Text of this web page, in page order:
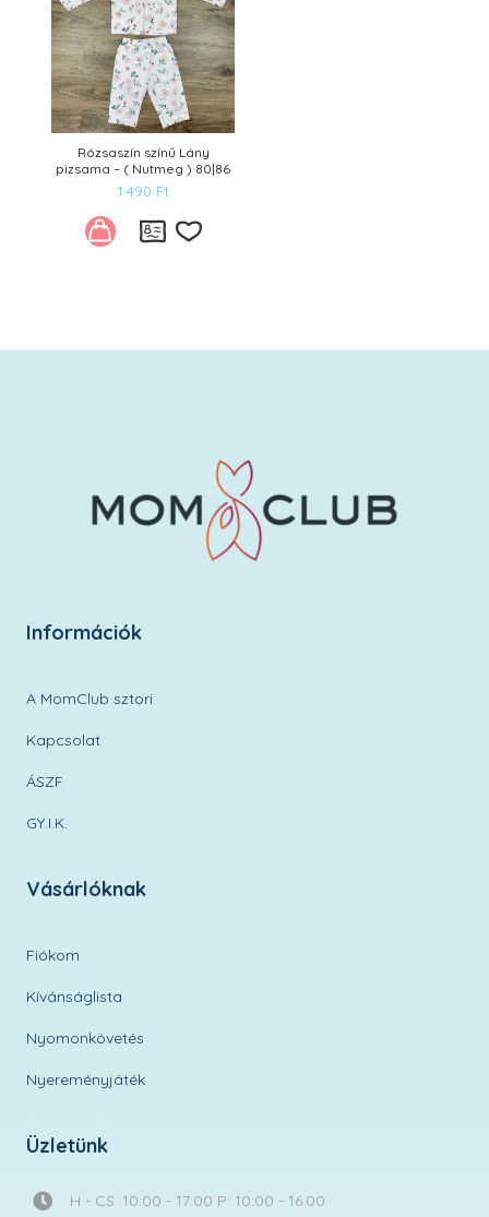
Rózsaszín színű Lány
pizsama – ( Nutmeg ) 80|86
1 490 Ft
Információk
A MomClub sztori
Kapcsolat
ÁSZF
GY.I.K.
Vásárlóknak
Fiókom
Kívánságlista
Nyomonkövetés
Nyereményjáték
Üzletünk
H - CS: 10:00 - 17:00 P: 10:00 - 16:00